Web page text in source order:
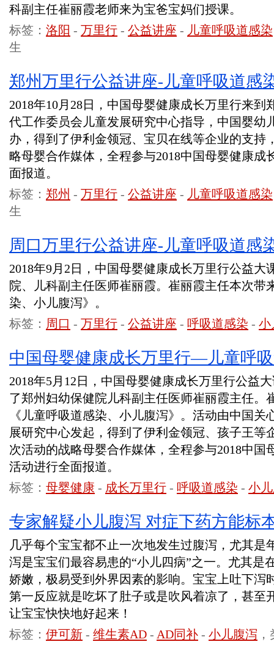
科副主任崔丽霞老师来为宝爸宝妈们授课。
标签： 洛阳 - 万里行 - 公益讲座 - 儿童呼吸道感染
生
郑州万里行公益讲座-儿童呼吸道感
2018年10月28日，中国母婴健康成长万里行来到
代工作委员会儿童发展研究中心指导，中国婴幼
办，得到了伊利金领冠、宝贝在线等企业的支持
略母婴合作媒体，全程参与2018中国母婴健康成
面报道。
标签： 郑州 - 万里行 - 公益讲座 - 儿童呼吸道感染
生
周口万里行公益讲座-儿童呼吸道感
2018年9月2日，中国母婴健康成长万里行公益大
院、儿科副主任医师崔丽霞。崔丽霞主任本次带
染、小儿腹泻》。
标签： 周口 - 万里行 - 公益讲座 - 呼吸道感染 - 小
中国母婴健康成长万里行—儿童呼
2018年5月12日，中国母婴健康成长万里行公益
了郑州妇幼保健院儿科副主任医师崔丽霞主任。
《儿童呼吸道感染、小儿腹泻》。活动由中国
展研究中心发起，得到了伊利金领冠、孩子王等
次活动的战略母婴合作媒体，全程参与2018中国
活动进行全面报道。
标签： 母婴健康 - 成长万里行 - 呼吸道感染 - 小
专家解疑小儿腹泻 对症下药方能标
几乎每个宝宝都不止一次地发生过腹泻，尤其是
泻是宝宝们最容易患的“小儿四病”之一。尤其是
娇嫩，极易受到外界因素的影响。宝宝上吐下泻
第一反应就是吃坏了肚子或是吹风着凉了，甚至
让宝宝快快地好起来！
标签： 伊可新 - 维生素AD - AD同补 - 小儿腹泻